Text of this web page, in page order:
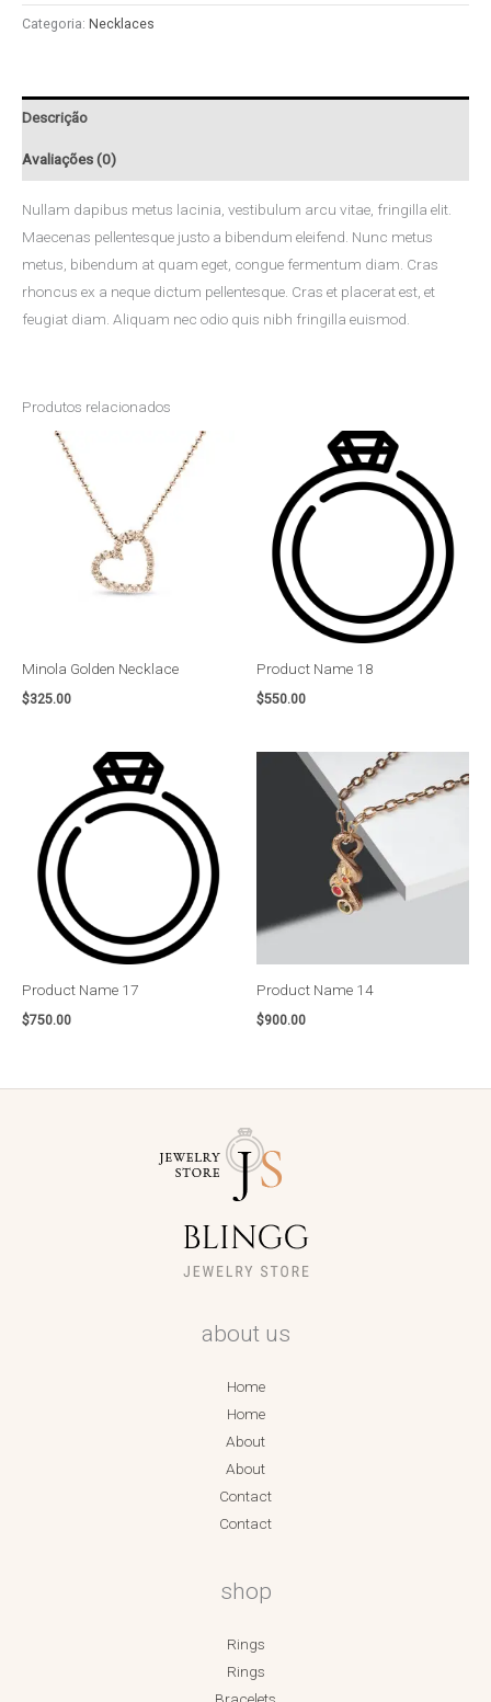
Categoria: Necklaces
Descrição
Avaliações (0)
Nullam dapibus metus lacinia, vestibulum arcu vitae, fringilla elit.
Maecenas pellentesque justo a bibendum eleifend. Nunc metus
metus, bibendum at quam eget, congue fermentum diam. Cras
rhoncus ex a neque dictum pellentesque. Cras et placerat est, et
feugiat diam. Aliquam nec odio quis nibh fringilla euismod.
Produtos relacionados
Minola Golden Necklace
$325.00
Product Name 18
$550.00
Product Name 17
$750.00
Product Name 14
$900.00
about us
Home
Home
About
About
Contact
Contact
shop
Rings
Rings